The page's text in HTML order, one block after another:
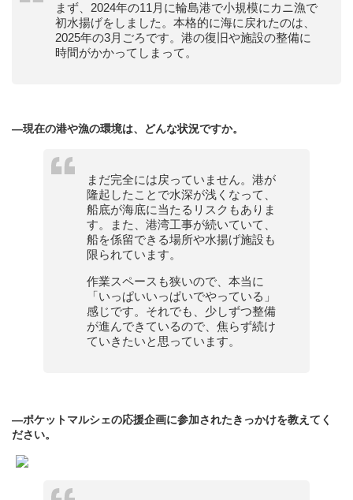
まず、2024年の11月に輪島港で小規模にカニ漁で
初水揚げをしました。本格的に海に戻れたのは、
2025年の3月ごろです。港の復旧や施設の整備に
時間がかかってしまって。
—現在の港や漁の環境は、どんな状況ですか。
まだ完全には戻っていません。港が
隆起したことで水深が浅くなって、
船底が海底に当たるリスクもありま
す。また、港湾工事が続いていて、
船を係留できる場所や水揚げ施設も
限られています。
作業スペースも狭いので、本当に
「いっぱいいっぱいでやっている」
感じです。それでも、少しずつ整備
が進んできているので、焦らず続け
ていきたいと思っています。
—ポケットマルシェの応援企画に参加されたきっかけを教えてく
ださい。